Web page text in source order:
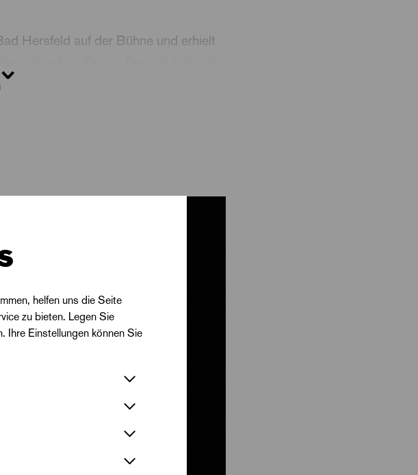
Hersfeld auf der Bühne und erhielt
spielt und arbeitet sie bei uns!
Zauberschule«.
als
helfen uns die Seite
zu bieten. Legen Sie
Ihre Einstellungen können Sie